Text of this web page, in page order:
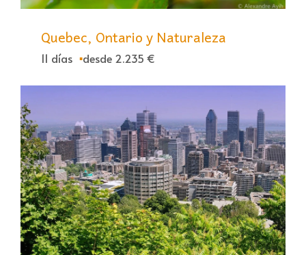
Quebec, Ontario y Naturaleza
11 días desde 2.235 €